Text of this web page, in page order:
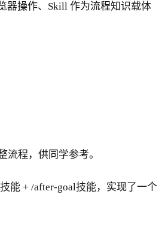
器操作、Skill 作为流程知识载体
程，供同学参考。
能 + /after-goal技能，实现了一个